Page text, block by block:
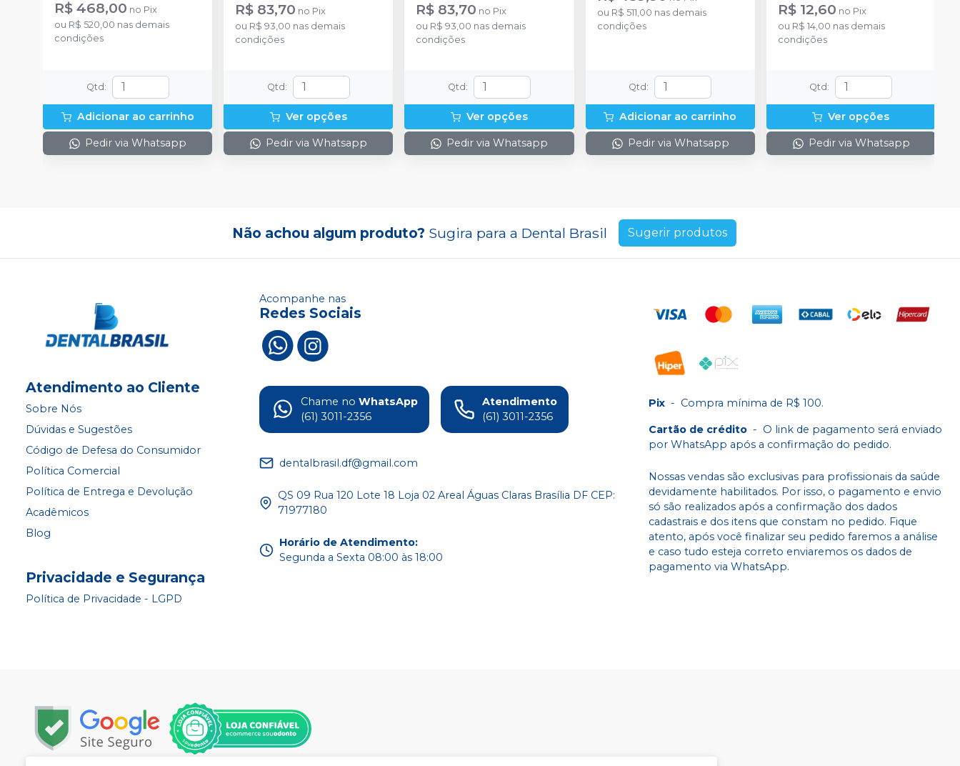
R$ 468,00 no Pix
ou R$ 520,00 nas demais
condições
Qtd :
Adicionar ao carrinho
Pedir via Whatsapp
R$ 83,70 no Pix
ou R$ 93,00 nas demais
condições
Qtd :
Ver opções
Pedir via Whatsapp
R$ 83,70 no Pix
ou R$ 93,00 nas demais
condições
Qtd :
Ver opções
Pedir via Whatsapp
ou R$ 511,00 nas demais
condições
Qtd :
Adicionar ao carrinho
Pedir via Whatsapp
R$ 12,60 no Pix
ou R$ 14,00 nas demais
condições
Qtd :
Ver opções
Pedir via Whatsapp
Não achou algum produto? Sugira para a Dental Brasil Sugerir produtos
Atendimento ao Cliente
Sobre Nós
Dúvidas e Sugestões
Código de Defesa do Consumidor
Política Comercial
Política de Entrega e Devolução
Acadêmicos
Blog
Privacidade e Segurança
Política de Privacidade - LGPD
Acompanhe nas
Redes Sociais
Chame no WhatsApp
(61) 3011-2356
Atendimento
(61) 3011-2356
dentalbrasil.df@gmail.com
QS 09 Rua 120 Lote 18 Loja 02 Areal Águas Claras Brasília DF CEP:
71977180
Horário de Atendimento:
Segunda a Sexta 08:00 às 18:00
Pix - Compra mínima de R$ 100.
Cartão de crédito - O link de pagamento será enviado
por WhatsApp após a confirmação do pedido.
Nossas vendas são exclusivas para profissionais da saúde
devidamente habilitados. Por isso, o pagamento e envio
só são realizados após a confirmação dos dados
cadastrais e dos itens que constam no pedido. Fique
atento, após você finalizar seu pedido faremos a análise
e caso tudo esteja correto enviaremos os dados de
pagamento via WhatsApp.